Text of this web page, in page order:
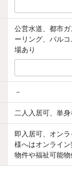
公営水道、都市
ーリング、バル
場あり
－
二人入居可、単
即入居可、オン
様へはオンライ
物件や福祉可能